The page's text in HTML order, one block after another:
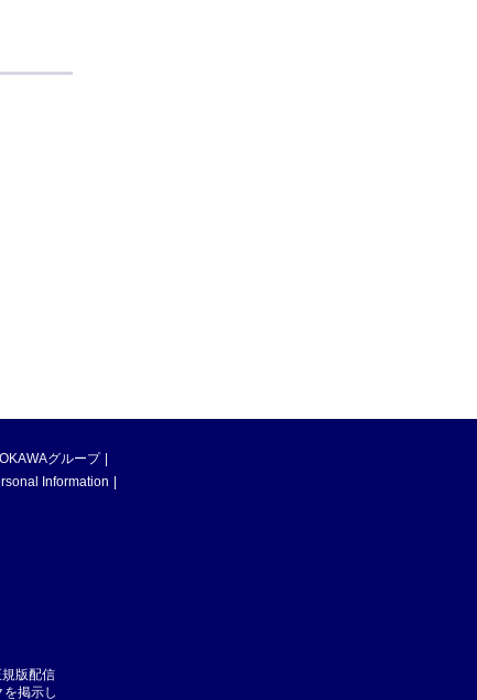
グループ
Information
版配信
掲示し